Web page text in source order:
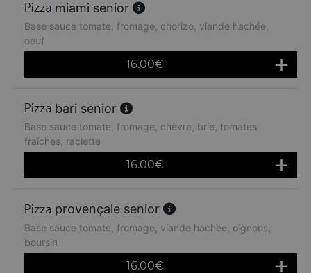
miami senior
Base sauce tomate, fromage, chorizo, viande hachée,
oeuf
16.00€
bari senior
Base sauce tomate, fromage, chèvre, brie, tomates
fraîches, raclette
16.00€
provençale senior
Base sauce tomate, fromage, viande hachée, oignons,
boursin
16.00€